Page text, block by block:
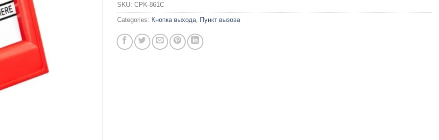
SKU: CPK-861C
Categories: Кнопка выхода Пункт вызова